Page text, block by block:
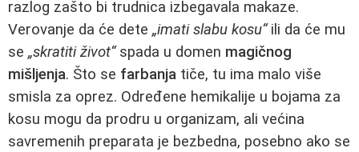
razlog zašto bi trudnica izbegavala makaze.
Verovanje da će dete „imati slabu kosu“ili da će mu
se „skratiti život“spada u domen magičnog
mišljenja. Što se farbanja tiče, tu ima malo više
smisla za oprez. Određene hemikalije u bojama za
kosu mogu da prodru u organizam, ali većina
savremenih preparata je bezbedna, posebno ako se